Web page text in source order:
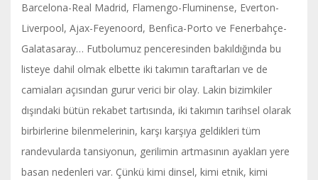
Barcelona-Real Madrid, Flamengo-Fluminense, Everton-
Liverpool, Ajax-Feyenoord, Benfica-Porto ve Fenerbahçe-
Galatasaray… Futbolumuz penceresinden bakıldığında bu
listeye dahil olmak elbette iki takımın taraftarları ve de
camiaları açısından gurur verici bir olay. Lakin bizimkiler
dışındaki bütün rekabet tartısında, iki takımın tarihsel olarak
birbirlerine bilenmelerinin, karşı karşıya geldikleri tüm
randevularda tansiyonun, gerilimin artmasının ayakları yere
basan nedenleri var. Çünkü kimi dinsel, kimi etnik, kimi